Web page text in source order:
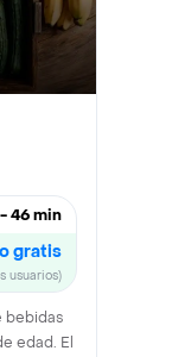
46 min
gratis
usuarios)
bebidas
edad. El